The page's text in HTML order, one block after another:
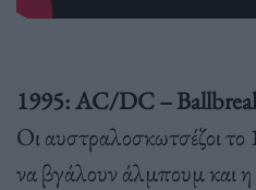
1995: AC/DC –
Οι αυστραλοσκωτσέζοι το
να βγάλουν άλμπουμ και η